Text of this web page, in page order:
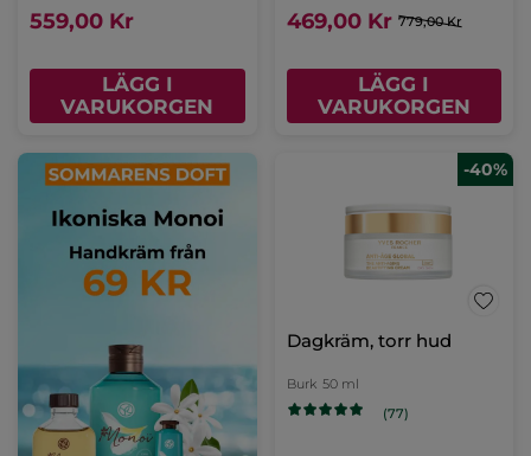
559,00 Kr
LÄGG I
VARUKORGEN
469,00 Kr 779,00 Kr
LÄGG I
VARUKORGEN
-40%
Dagkräm, torr hud
Burk 50 ml
(77)